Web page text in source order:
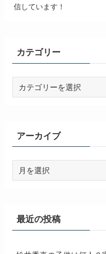
信しています！
カテゴリー
ーアーカイブ
ブ
最近の投稿